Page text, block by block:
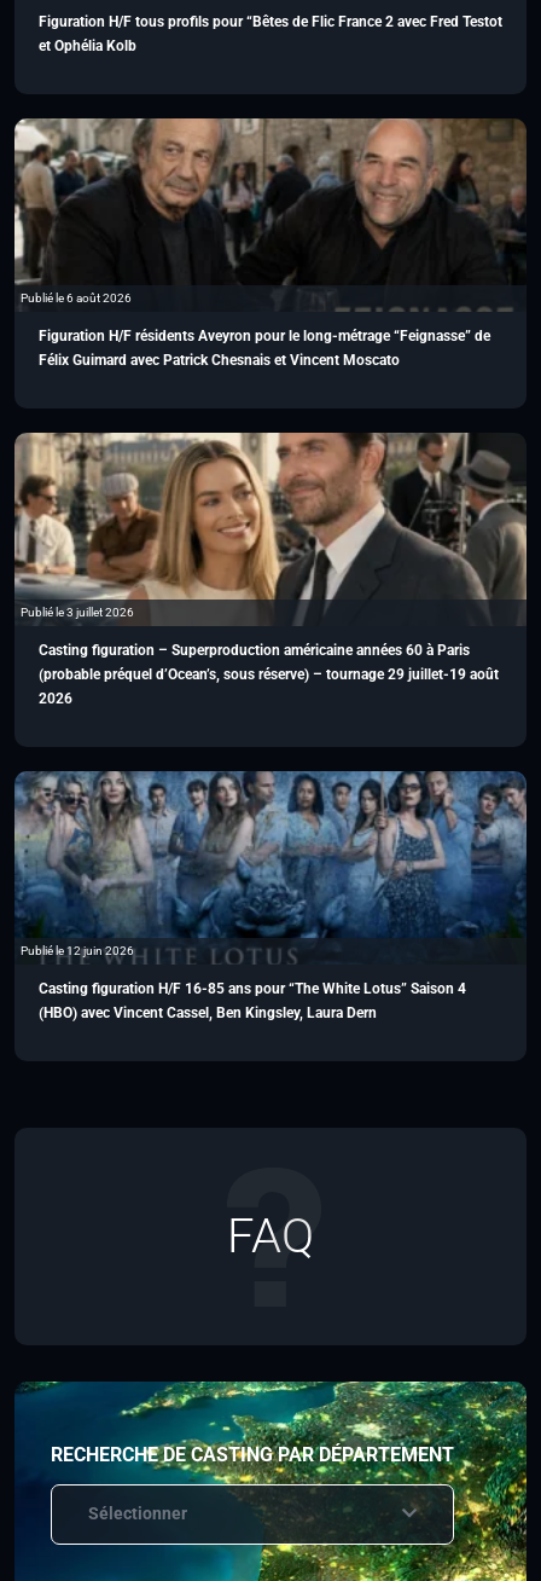
Figuration H/F tous profils pour “Bêtes de Flic France 2 avec Fred Testot
et Ophélia Kolb
Publié le 6 août 2026
Figuration H/F résidents Aveyron pour le long-métrage “Feignasse” de
Félix Guimard avec Patrick Chesnais et Vincent Moscato
Publié le 3 juillet 2026
Casting figuration – Superproduction américaine années 60 à Paris
(probable préquel d’Ocean’s, sous réserve) – tournage 29 juillet-19 août
2026
Publié le 12 juin 2026
Casting figuration H/F 16-85 ans pour “The White Lotus” Saison 4
(HBO) avec Vincent Cassel, Ben Kingsley, Laura Dern
FAQ
RECHERCHE DE CASTING PAR DÉPARTEMENT
Sélectionner